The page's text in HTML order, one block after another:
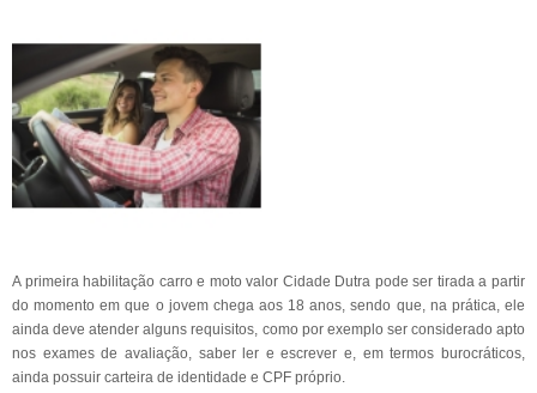
A primeira habilitação carro e moto valor Cidade Dutra pode ser tirada a partir
do momento em que o jovem chega aos 18 anos, sendo que, na prática, ele
ainda deve atender alguns requisitos, como por exemplo ser considerado apto
nos exames de avaliação, saber ler e escrever e, em termos burocráticos,
ainda possuir carteira de identidade e CPF próprio.